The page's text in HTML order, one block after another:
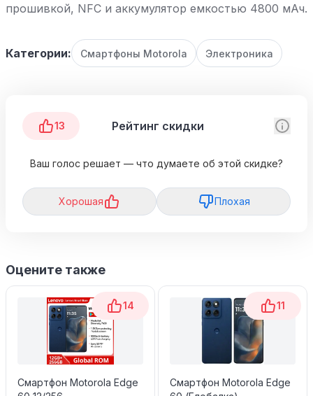
прошивкой, NFC и аккумулятор емкостью 4800 мАч.
Категории: Смартфоны Motorola Электроника
13 Рейтинг скидки
Ваш голос решает — что думаете об этой скидке?
Хорошая Плохая
Оцените также
14
Смартфон Motorola Edge
11
Смартфон Motorola Edge